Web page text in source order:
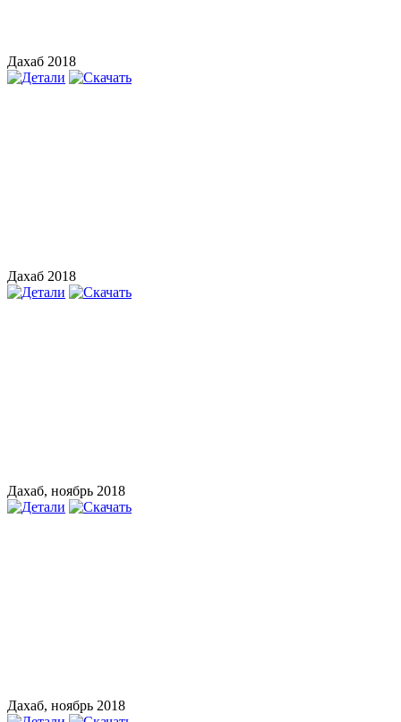
Дахаб 2018
Дахаб 2018
Дахаб, ноябрь 2018
Дахаб, ноябрь 2018